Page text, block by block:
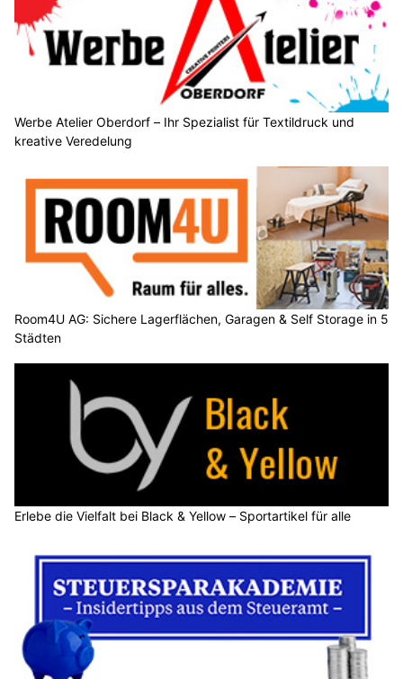
Werbe Atelier Oberdorf – Ihr Spezialist für Textildruck und
kreative Veredelung
Room4U AG: Sichere Lagerflächen, Garagen & Self Storage in 5
Städten
Erlebe die Vielfalt bei Black & Yellow – Sportartikel für alle